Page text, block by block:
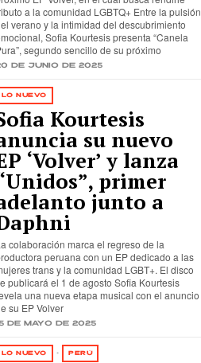
a la comunidad LGBTQ+ Entre la pulsión
verano y la intimidad del descubrimiento
Sofia Kourtesis presenta “Canela
segundo sencillo de su próximo
de junio de 2025
LO NUEVO
Kourtesis
su nuevo
‘Volver’ y lanza
primer
junto a
colaboración marca el regreso de la
peruana con un EP dedicado a las
trans y la comunidad LGBT+. El disco
publicará el 1 de agosto Sofia Kourtesis
una nueva etapa musical con el anuncio
su EP Volver
de mayo de 2025
LO NUEVO · PERÚ